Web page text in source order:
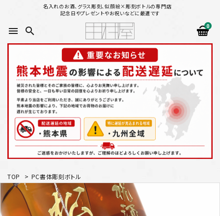
名入れのお酒、グラス彫刻、似顔絵×彫刻ボトルの専門店
記念日やプレゼントやお祝いなどに最適です
menu search 0
search
似顔絵から選ぶ
名入れ（縦書き）から選ぶ
名入れ（横書き）から選ぶ
お支払方法
TOP > PC書体彫刻ボトル